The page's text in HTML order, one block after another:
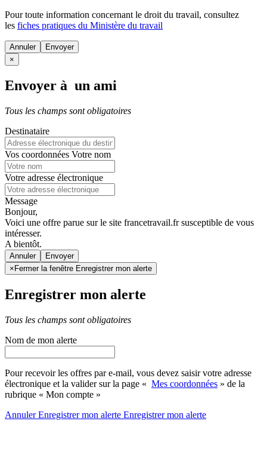
Pour toute information concernant le droit du travail, consultez
les fiches pratiques du Ministère du travail
Annuler
×
Envoyer à un ami
Tous les champs sont obligatoires
Destinataire
Vos coordonnées Votre nom
Votre adresse électronique
Message
Bonjour,
Voici une offre parue sur le site francetravail.fr susceptible de vous
intéresser.
A bientôt.
Annuler
× Fermer la fenêtre Enregistrer mon alerte
Enregistrer mon alerte
Tous les champs sont obligatoires
Nom de mon alerte
Pour recevoir les offres par e-mail, vous devez saisir votre adresse
électronique et la valider sur la page « Mes coordonnées » de la
rubrique « Mon compte »
AnnulerEnregistrer mon alerte Enregistrermon alerte